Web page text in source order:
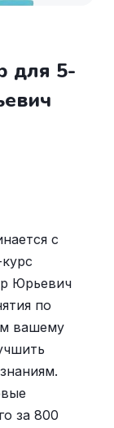
для 5-
с
Юрьевич
по
вашему
за 800